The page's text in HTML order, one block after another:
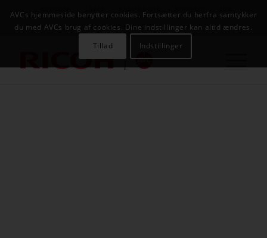
AVC INFOSYSTEM
AVCs hjemmeside benytter cookies. Fortsætter du herfra samtykker
du med AVCs brug af cookies. Dine indstillinger kan altid ændres.
Tillad
Indstillinger